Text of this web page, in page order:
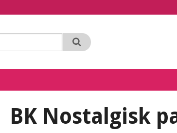
BK Nostalgisk